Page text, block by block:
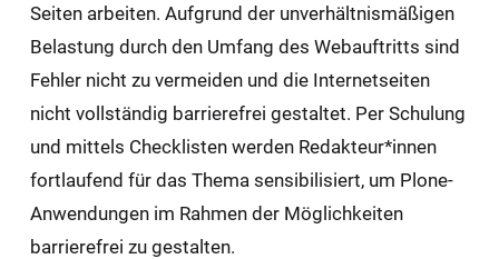
Seiten arbeiten. Aufgrund der unverhältnismäßigen
Belastung durch den Umfang des Webauftritts sind
Fehler nicht zu vermeiden und die Internetseiten
nicht vollständig barrierefrei gestaltet. Per Schulung
und mittels Checklisten werden Redakteur*innen
fortlaufend für das Thema sensibilisiert, um Plone-
Anwendungen im Rahmen der Möglichkeiten
barrierefrei zu gestalten.